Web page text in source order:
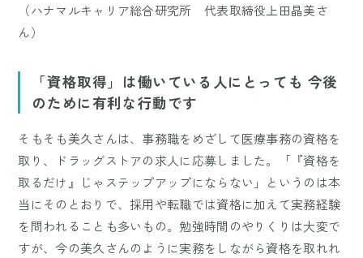
（ハナマルキャリア総合研究所 代表取締役上田晶美さ
ん）
「資格取得」は働いている人にとっても 今後
のために有利な行動です
そもそも美久さんは、事務職をめざして医療事務の資格を
取り、ドラッグストアの求人に応募しました。「『資格を
取るだけ』じゃステップアップにならない」というのは本
当にそのとおりで、採用や転職では資格に加えて実務経験
を問われることも多いもの。勉強時間のやりくりは大変で
すが、今の美久さんのように実務をしながら資格を取れれ